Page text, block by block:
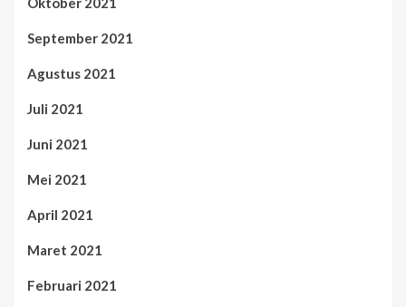
September 2021
Agustus 2021
Juli 2021
Juni 2021
Mei 2021
April 2021
Maret 2021
Februari 2021